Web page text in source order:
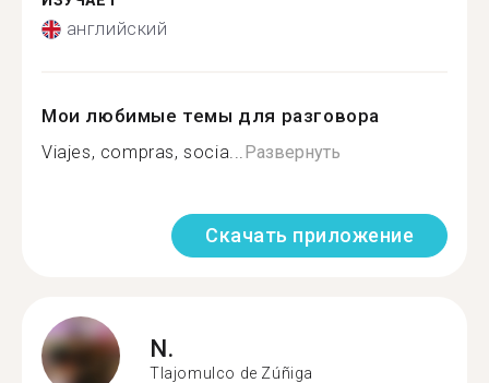
английский
Мои любимые темы для разговора
Viajes, compras, socia...Развернуть
Скачать приложение
N.
Tlajomulco de Zúñiga